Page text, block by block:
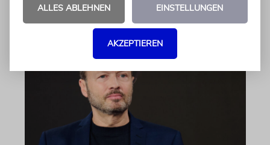
ALLES ABLEHNEN EINSTELLUNGEN
AKZEPTIEREN